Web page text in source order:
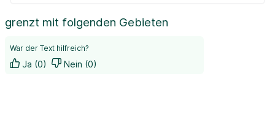
grenzt mit folgenden Gebieten
War der Text hilfreich?
Ja (0) Nein (0)